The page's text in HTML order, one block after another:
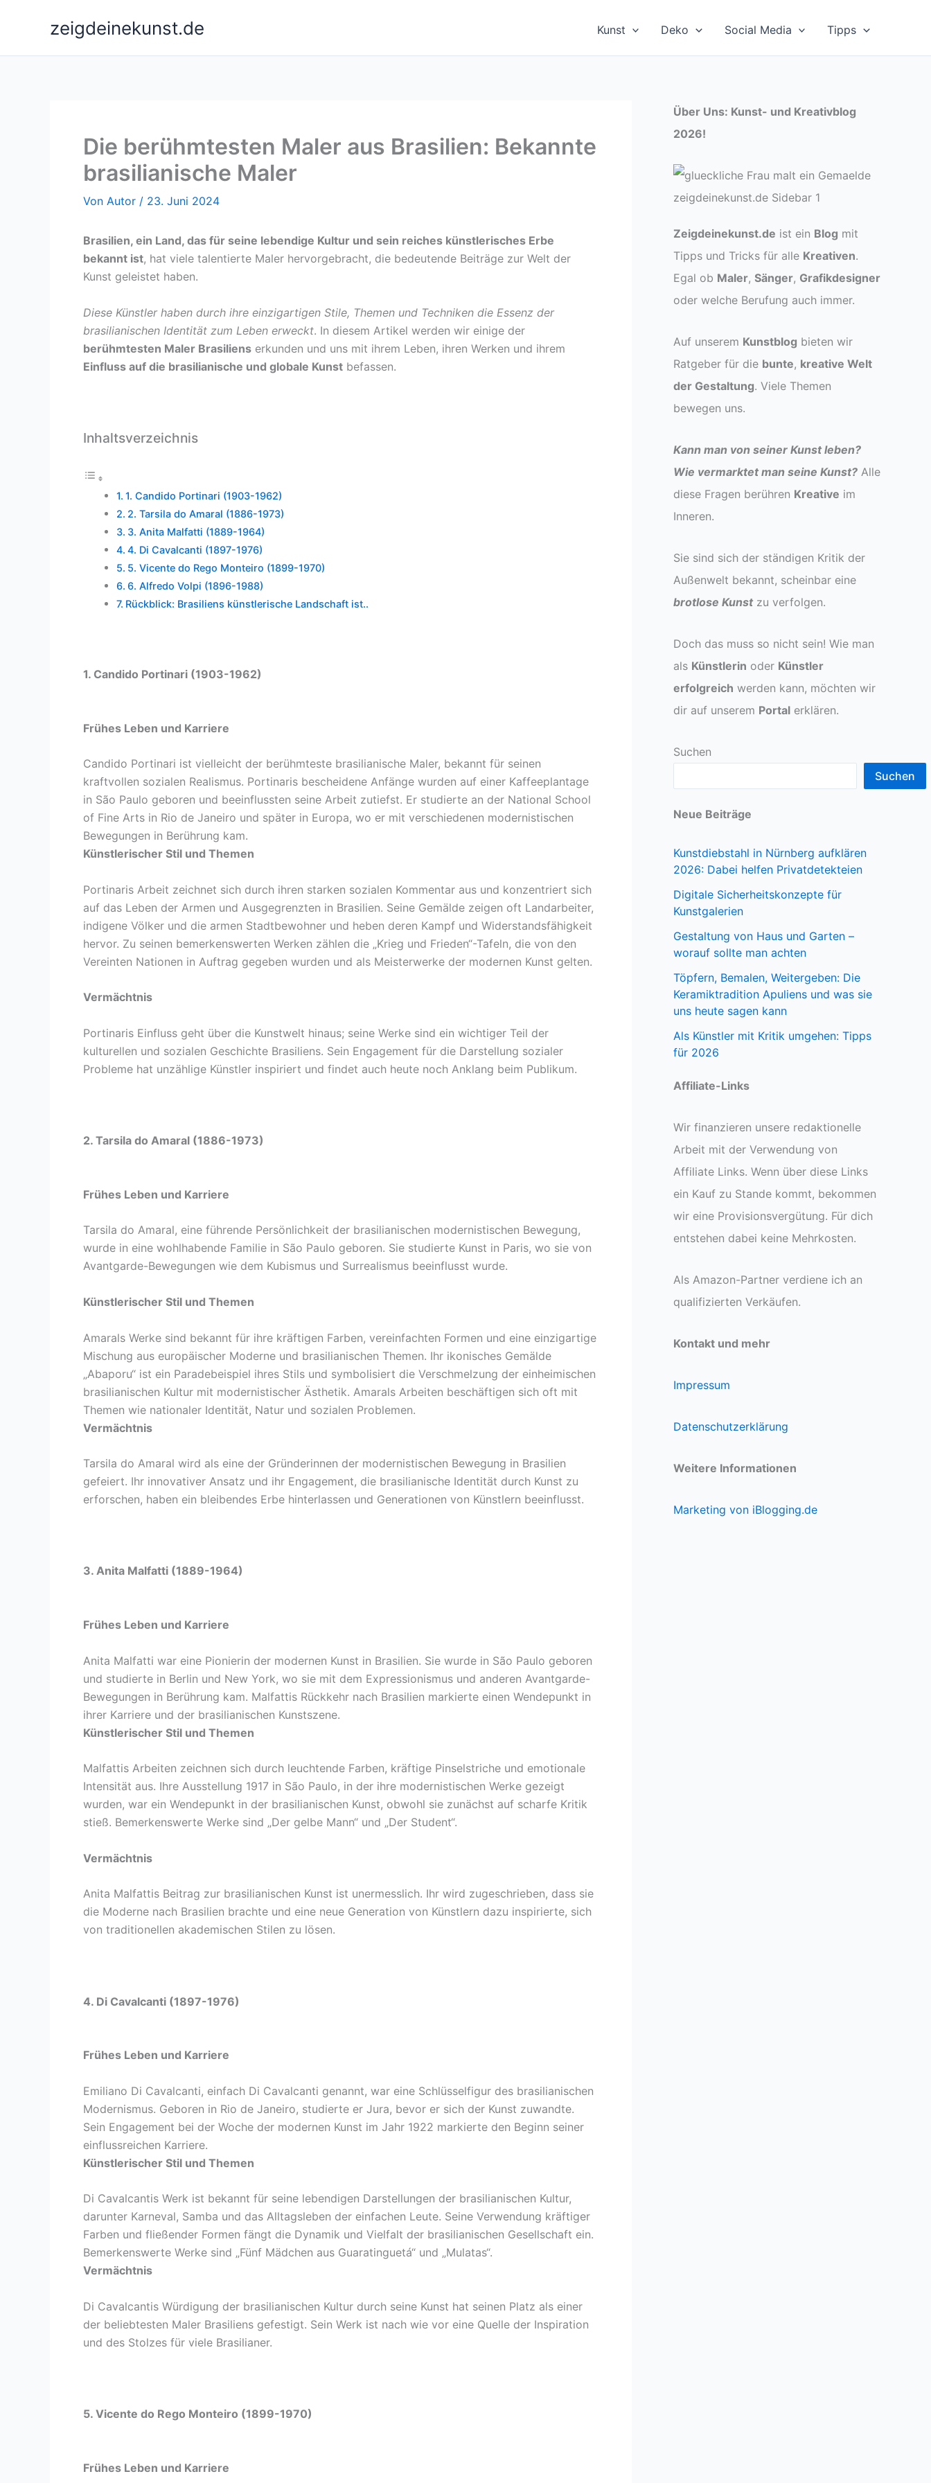
zeigdeinekunst.de Kunst Deko Social Media Tipps
Die berühmtesten Maler aus Brasilien: Bekannte
brasilianische Maler
Von Autor / 23. Juni 2024
Brasilien, ein Land, das für seine lebendige Kultur und sein reiches künstlerisches Erbe
bekannt ist, hat viele talentierte Maler hervorgebracht, die bedeutende Beiträge zur Welt der
Kunst geleistet haben.
Diese Künstler haben durch ihre einzigartigen Stile, Themen und Techniken die Essenz der
brasilianischen Identität zum Leben erweckt. In diesem Artikel werden wir einige der
berühmtesten Maler Brasiliens erkunden und uns mit ihrem Leben, ihren Werken und ihrem
Einfluss auf die brasilianische und globale Kunst befassen.
Inhaltsverzeichnis
1. Candido Portinari (1903-1962)
2. Tarsila do Amaral (1886-1973)
3. Anita Malfatti (1889-1964)
4. Di Cavalcanti (1897-1976)
5. Vicente do Rego Monteiro (1899-1970)
6. Alfredo Volpi (1896-1988)
Rückblick: Brasiliens künstlerische Landschaft ist..
1. Candido Portinari (1903-1962)
Frühes Leben und Karriere
Candido Portinari ist vielleicht der berühmteste brasilianische Maler, bekannt für seinen
kraftvollen sozialen Realismus. Portinaris bescheidene Anfänge wurden auf einer Kaffeeplantage
in São Paulo geboren und beeinflussten seine Arbeit zutiefst. Er studierte an der National School
of Fine Arts in Rio de Janeiro und später in Europa, wo er mit verschiedenen modernistischen
Bewegungen in Berührung kam.
Künstlerischer Stil und Themen
Portinaris Arbeit zeichnet sich durch ihren starken sozialen Kommentar aus und konzentriert sich
auf das Leben der Armen und Ausgegrenzten in Brasilien. Seine Gemälde zeigen oft Landarbeiter,
indigene Völker und die armen Stadtbewohner und heben deren Kampf und Widerstandsfähigkeit
hervor. Zu seinen bemerkenswerten Werken zählen die „Krieg und Frieden“-Tafeln, die von den
Vereinten Nationen in Auftrag gegeben wurden und als Meisterwerke der modernen Kunst gelten.
Vermächtnis
Portinaris Einfluss geht über die Kunstwelt hinaus; seine Werke sind ein wichtiger Teil der
kulturellen und sozialen Geschichte Brasiliens. Sein Engagement für die Darstellung sozialer
Probleme hat unzählige Künstler inspiriert und findet auch heute noch Anklang beim Publikum.
2. Tarsila do Amaral (1886-1973)
Frühes Leben und Karriere
Tarsila do Amaral, eine führende Persönlichkeit der brasilianischen modernistischen Bewegung,
wurde in eine wohlhabende Familie in São Paulo geboren. Sie studierte Kunst in Paris, wo sie von
Avantgarde-Bewegungen wie dem Kubismus und Surrealismus beeinflusst wurde.
Künstlerischer Stil und Themen
Amarals Werke sind bekannt für ihre kräftigen Farben, vereinfachten Formen und eine einzigartige
Mischung aus europäischer Moderne und brasilianischen Themen. Ihr ikonisches Gemälde
„Abaporu“ ist ein Paradebeispiel ihres Stils und symbolisiert die Verschmelzung der einheimischen
brasilianischen Kultur mit modernistischer Ästhetik. Amarals Arbeiten beschäftigen sich oft mit
Themen wie nationaler Identität, Natur und sozialen Problemen.
Vermächtnis
Tarsila do Amaral wird als eine der Gründerinnen der modernistischen Bewegung in Brasilien
gefeiert. Ihr innovativer Ansatz und ihr Engagement, die brasilianische Identität durch Kunst zu
erforschen, haben ein bleibendes Erbe hinterlassen und Generationen von Künstlern beeinflusst.
3. Anita Malfatti (1889-1964)
Frühes Leben und Karriere
Anita Malfatti war eine Pionierin der modernen Kunst in Brasilien. Sie wurde in São Paulo geboren
und studierte in Berlin und New York, wo sie mit dem Expressionismus und anderen Avantgarde-
Bewegungen in Berührung kam. Malfattis Rückkehr nach Brasilien markierte einen Wendepunkt in
ihrer Karriere und der brasilianischen Kunstszene.
Künstlerischer Stil und Themen
Malfattis Arbeiten zeichnen sich durch leuchtende Farben, kräftige Pinselstriche und emotionale
Intensität aus. Ihre Ausstellung 1917 in São Paulo, in der ihre modernistischen Werke gezeigt
wurden, war ein Wendepunkt in der brasilianischen Kunst, obwohl sie zunächst auf scharfe Kritik
stieß. Bemerkenswerte Werke sind „Der gelbe Mann“ und „Der Student“.
Vermächtnis
Anita Malfattis Beitrag zur brasilianischen Kunst ist unermesslich. Ihr wird zugeschrieben, dass sie
die Moderne nach Brasilien brachte und eine neue Generation von Künstlern dazu inspirierte, sich
von traditionellen akademischen Stilen zu lösen.
4. Di Cavalcanti (1897-1976)
Frühes Leben und Karriere
Emiliano Di Cavalcanti, einfach Di Cavalcanti genannt, war eine Schlüsselfigur des brasilianischen
Modernismus. Geboren in Rio de Janeiro, studierte er Jura, bevor er sich der Kunst zuwandte.
Sein Engagement bei der Woche der modernen Kunst im Jahr 1922 markierte den Beginn seiner
einflussreichen Karriere.
Künstlerischer Stil und Themen
Di Cavalcantis Werk ist bekannt für seine lebendigen Darstellungen der brasilianischen Kultur,
darunter Karneval, Samba und das Alltagsleben der einfachen Leute. Seine Verwendung kräftiger
Farben und fließender Formen fängt die Dynamik und Vielfalt der brasilianischen Gesellschaft ein.
Bemerkenswerte Werke sind „Fünf Mädchen aus Guaratinguetá“ und „Mulatas“.
Vermächtnis
Di Cavalcantis Würdigung der brasilianischen Kultur durch seine Kunst hat seinen Platz als einer
der beliebtesten Maler Brasiliens gefestigt. Sein Werk ist nach wie vor eine Quelle der Inspiration
und des Stolzes für viele Brasilianer.
5. Vicente do Rego Monteiro (1899-1970)
Frühes Leben und Karriere
Über Uns: Kunst- und Kreativblog
2026!
Zeigdeinekunst.de ist ein Blog mit
Tipps und Tricks für alle Kreativen.
Egal ob Maler, Sänger, Grafikdesigner
oder welche Berufung auch immer.
Auf unserem Kunstblog bieten wir
Ratgeber für die bunte, kreative Welt
der Gestaltung. Viele Themen
bewegen uns.
Kann man von seiner Kunst leben?
Wie vermarktet man seine Kunst? Alle
diese Fragen berühren Kreative im
Inneren.
Sie sind sich der ständigen Kritik der
Außenwelt bekannt, scheinbar eine
brotlose Kunst zu verfolgen.
Doch das muss so nicht sein! Wie man
als Künstlerin oder Künstler
erfolgreich werden kann, möchten wir
dir auf unserem Portal erklären.
Suchen
Suchen
Neue Beiträge
Kunstdiebstahl in Nürnberg aufklären
2026: Dabei helfen Privatdetekteien
Digitale Sicherheitskonzepte für
Kunstgalerien
Gestaltung von Haus und Garten –
worauf sollte man achten
Töpfern, Bemalen, Weitergeben: Die
Keramiktradition Apuliens und was sie
uns heute sagen kann
Als Künstler mit Kritik umgehen: Tipps
für 2026
Affiliate-Links
Wir finanzieren unsere redaktionelle
Arbeit mit der Verwendung von
Affiliate Links. Wenn über diese Links
ein Kauf zu Stande kommt, bekommen
wir eine Provisionsvergütung. Für dich
entstehen dabei keine Mehrkosten.
Als Amazon-Partner verdiene ich an
qualifizierten Verkäufen.
Kontakt und mehr
Impressum
Datenschutzerklärung
Weitere Informationen
Marketing von iBlogging.de